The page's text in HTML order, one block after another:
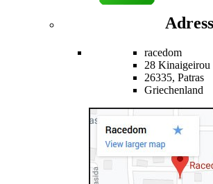
racedom
28 Kinaigeirou
26335, Patras
Griechenland